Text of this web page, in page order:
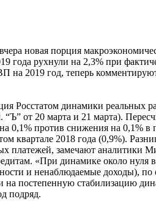
новая порция
года рухнули на 2,3% при
на 2019 год, теперь
Росстатом динамики реальных
от 20 марта и 21 марта).
0,1% против снижения на 0,1%
квартале 2018 года (0,9%).
платежей, замечают аналитики
«При динамике около
и ненаблюдаемые доходы),
постепенную стабилизацию
подряд.